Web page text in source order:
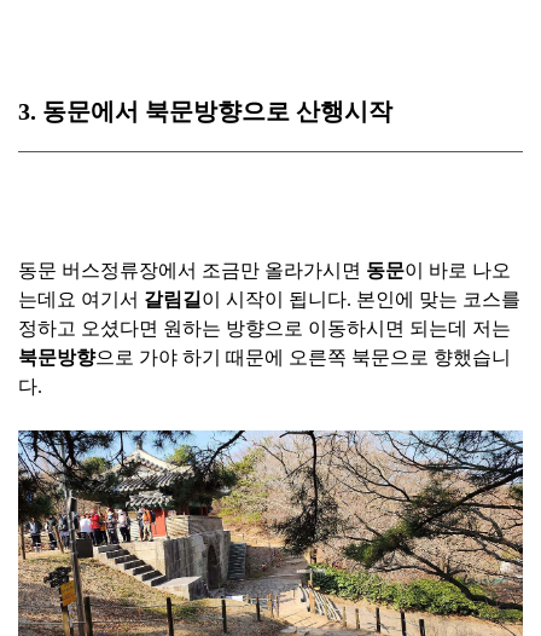
3. 동문에서 북문방향으로 산행시작
동문 버스정류장에서 조금만 올라가시면 동문이 바로 나오
는데요 여기서 갈림길 이 시작이 됩니다. 본인에 맞는 코스를
정하고 오셨다면 원하는 방향으로 이동하시면 되는데 저는
북문방향으로 가야 하기 때문에 오른쪽 북문으로 향했습니
다.